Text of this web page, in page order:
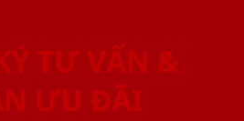
TƯ VẤN &
ƯU ĐÃI